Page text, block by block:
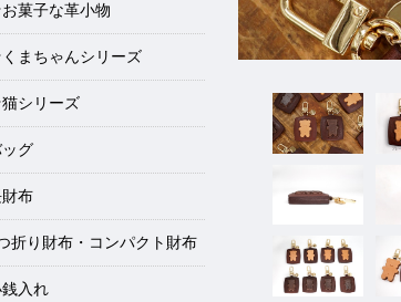
菓子な革小物
まちゃんシリーズ
シリーズ
グ
布
折り財布・コンパクト財布
入れ